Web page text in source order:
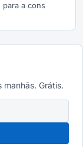
a cons
manhãs. Grátis.